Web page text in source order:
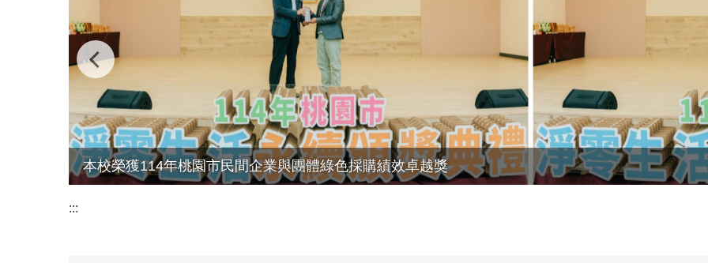
本校榮獲114年桃園市民間企業與團體綠色採購績效卓越獎
:::